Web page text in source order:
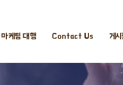
케팅 대행 Contact Us 게